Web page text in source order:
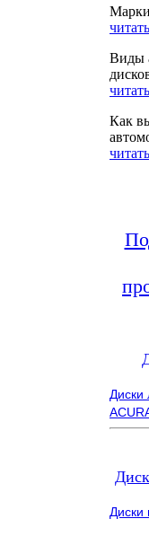
Виды
Как
Диски